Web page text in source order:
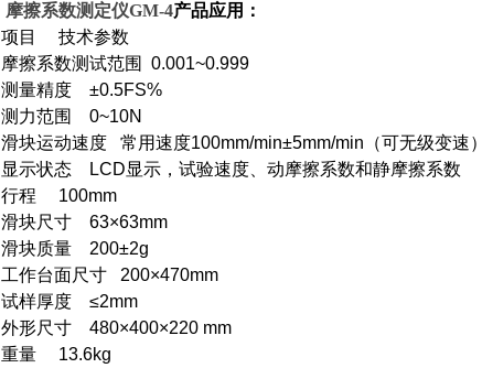
摩擦系数测定仪GM-4产品应用：
项目 技术参数
摩擦系数测试范围 0.001~0.999
测量精度 ±0.5FS%
测力范围 0~10N
滑块运动速度 常用速度100mm/min±5mm/min（可无级变速）
显示状态 LCD显示，试验速度、动摩擦系数和静摩擦系数
行程 100mm
滑块尺寸 63×63mm
滑块质量 200±2g
工作台面尺寸 200×470mm
试样厚度 ≤2mm
外形尺寸 480×400×220 mm
重量 13.6kg